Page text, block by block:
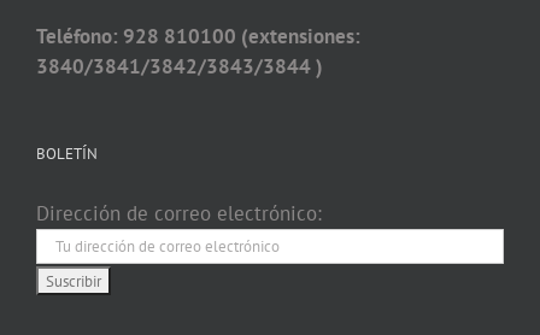
Teléfono: 928 810100 (extensiones:
3840/3841/3842/3843/3844 )
BOLETÍN
Dirección de correo electrónico: